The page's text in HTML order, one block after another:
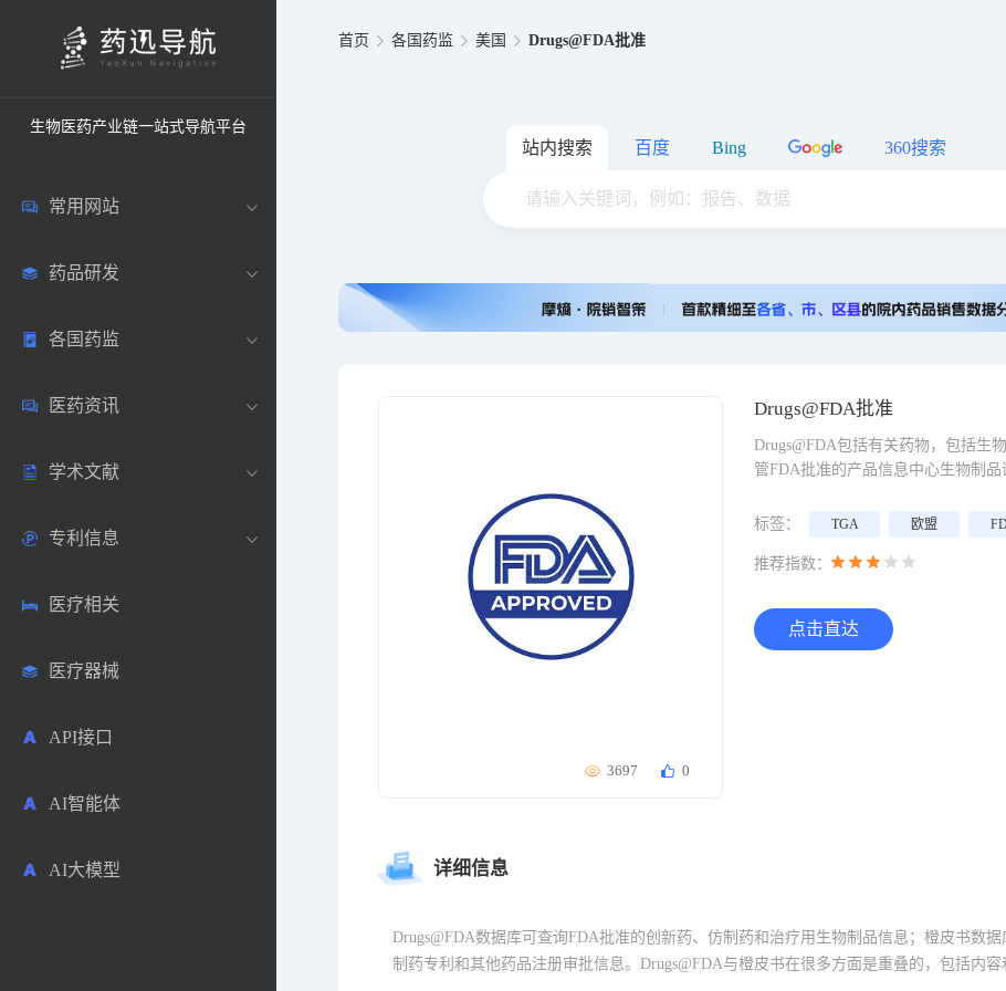
生物医药产业链一站式导航平台
常用网站
中国常用
药圈资讯
邮箱登录
药典网站
药品研发
药研数据库
药品说明书
药物临床
生物数据库
药品市场信息
合成化工
药物分析
毒性数据库
原辅料包材
各国药监
中国
美国
欧洲
日本
其他各国
医药资讯
医药新闻
医药论坛
药研咨询
医药科普
学术文献
学术搜索
SciHub文献
文献下载
文献管理
专利信息
各国专利局官方查询
医药专利
商业专利数据库
免费专利库
医疗相关
医疗器械
API接口
AI智能体
AI大模型
首页 各国药监 美国 Drugs@FDA批准
站内搜索 百度 Bing 360搜索
3697 0
Drugs@FDA批准
Drugs@FDA包括有关药物，包括生
管FDA批准的产品信息中心生物制品
标签： TGA 欧盟
推荐指数：
点击直达
详细信息
Drugs@FDA数据库可查询FDA批准的创新药、仿制药和治疗用生物制品信息；橙皮书数
制药专利和其他药品注册审批信息。Drugs@FDA与橙皮书在很多方面是重叠的，包括内